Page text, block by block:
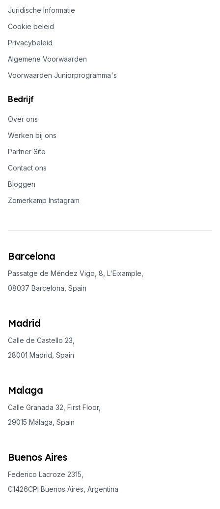
Juridische Informatie
Cookie beleid
Privacybeleid
Algemene Voorwaarden
Voorwaarden Juniorprogramma's
Bedrijf
Over ons
Werken bij ons
Partner Site
Contact ons
Bloggen
Zomerkamp Instagram
Barcelona
Passatge de Méndez Vigo, 8, L'Eixample,
08037 Barcelona, Spain
Madrid
Calle de Castello 23,
28001 Madrid, Spain
Malaga
Calle Granada 32, First Floor,
29015 Málaga, Spain
Buenos Aires
Federico Lacroze 2315,
C1426CPI Buenos Aires, Argentina